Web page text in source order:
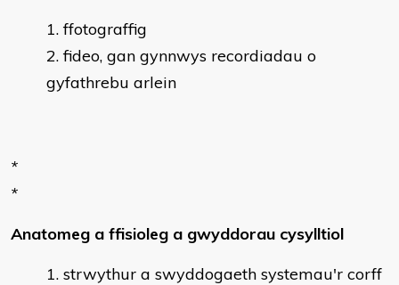
ffotograffig
fideo, gan gynnwys recordiadau o
gyfathrebu arlein
*
*
Anatomeg a ffisioleg a gwyddorau cysylltiol
strwythur a swyddogaeth systemau'r corff